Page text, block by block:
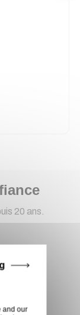
20 ans.
and our